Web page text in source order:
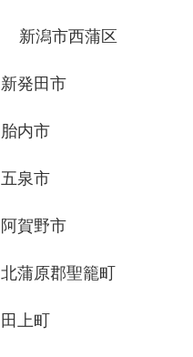
新潟市西蒲区
新発田市
胎内市
五泉市
阿賀野市
北蒲原郡聖籠町
田上町